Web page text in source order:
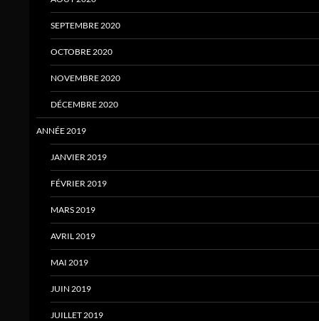
SEPTEMBRE 2020
OCTOBRE 2020
NOVEMBRE 2020
DÉCEMBRE 2020
ANNÉE 2019
JANVIER 2019
FÉVRIER 2019
MARS 2019
AVRIL 2019
MAI 2019
JUIN 2019
JUILLET 2019